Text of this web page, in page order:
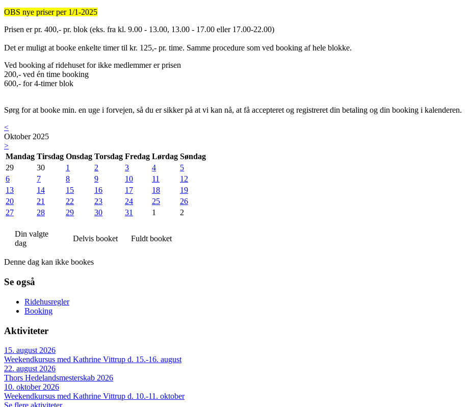
OBS nye priser per 1/1-2025
Prisen er pr. 400,- pr. blok (eks. fra kl. 9.00 - 13.00, 13.00 - 17.00 eller 17.00-22.00)
Det er muligt at booke enkelte timer til kr. 125,- pr. time. Samme procedure som ved booking af hele blokke.
Ved booking af ridehuset for ikke medlemmer er prisen
200,- ved én time booking
600,- for 4-timer blok
Sørg for at booke min. en uge i forvejen, så du er sikker på at vi kan nå, at få accepteret og registreret din betaling og din booking i kalenderen.
<
Oktober 2025
>
Mandag Tirsdag Onsdag Torsdag Fredag Lørdag Søndag
29
30 1 2 3 4
5
6
7 8 9 10 11
12
13
14 15 16 17 18
19
20
21 22 23 24 25
26
27
28 29 30 31 1 2
Din valgte
dag
Delvis booket Fuldt booket
Denne dag kan ikke bookes
Se også
Ridehusregler
Booking
Aktiviteter
15. august 2026
Weekendkursus med Kathrine Vittrup d. 15.-16. august
22. august 2026
Thors Hedelandsmesterskab 2026
10. oktober 2026
Weekendkursus med Kathrine Vittrup d. 10.-11. oktober